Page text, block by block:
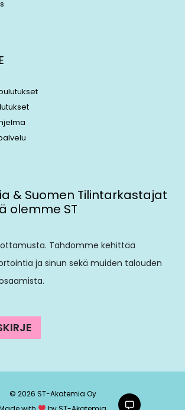
& Suomen Tilintarkastajat
olemme ST
Tahdomme kehittää
ja sinun sekä muiden talouden
© 2026 ST-Akatemia Oy